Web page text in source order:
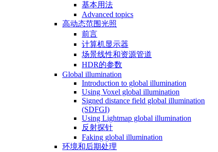
基本用法
Advanced topics
高动态范围光照
前言
计算机显示器
场景线性和资源管道
HDR的参数
Global illumination
Introduction to global illumination
Using Voxel global illumination
Signed distance field global illumination
(SDFGI)
Using Lightmap global illumination
反射探针
Faking global illumination
环境和后期处理